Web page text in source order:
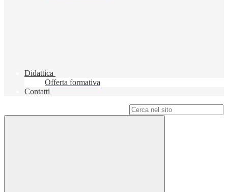
Didattica
Offerta formativa
Contatti